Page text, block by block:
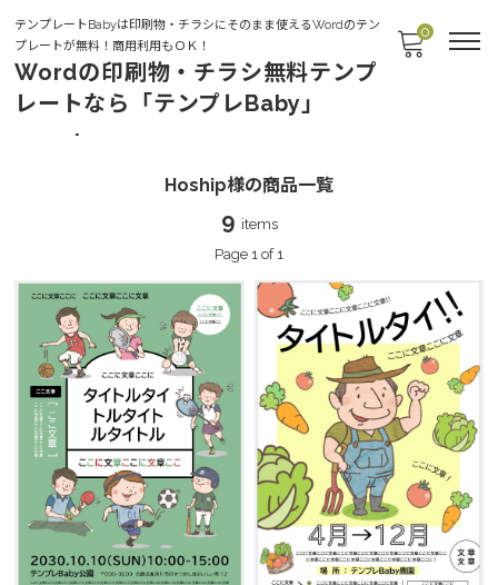
テンプレートBabyは印刷物・チラシにそのまま使えるWordのテン
プレートが無料！商用利用もＯＫ！
Wordの印刷物・チラシ無料テンプ
レートなら「テンプレBaby」
0
Hoship様の商品一覧
9 items
Page 1 of 1